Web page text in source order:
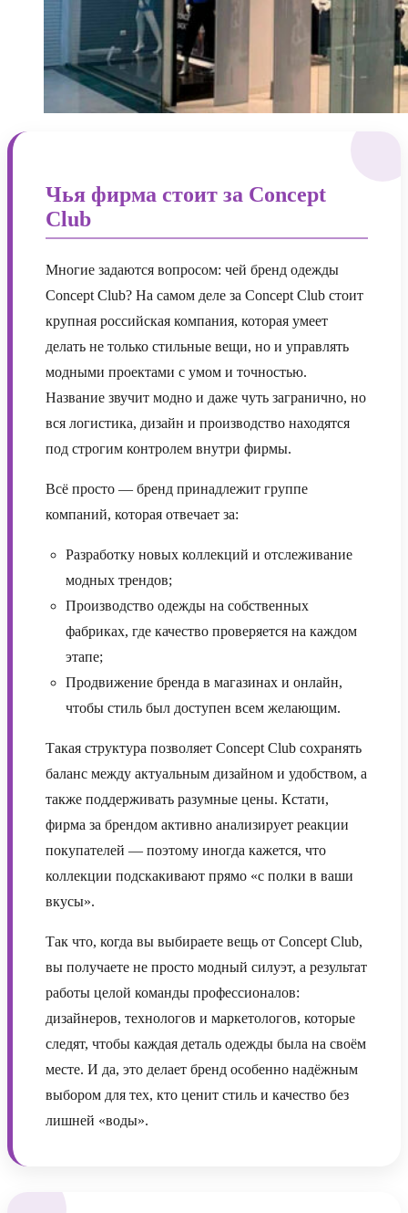
Чья фирма стоит за Concept
Club
Многие задаются вопросом: чей бренд одежды
Concept Club? На самом деле за Concept Club стоит
крупная российская компания, которая умеет
делать не только стильные вещи, но и управлять
модными проектами с умом и точностью.
Название звучит модно и даже чуть загранично, но
вся логистика, дизайн и производство находятся
под строгим контролем внутри фирмы.
Всё просто — бренд принадлежит группе
компаний, которая отвечает за:
Разработку новых коллекций и отслеживание
модных трендов;
Производство одежды на собственных
фабриках, где качество проверяется на каждом
этапе;
Продвижение бренда в магазинах и онлайн,
чтобы стиль был доступен всем желающим.
Такая структура позволяет Concept Club сохранять
баланс между актуальным дизайном и удобством, а
также поддерживать разумные цены. Кстати,
фирма за брендом активно анализирует реакции
покупателей — поэтому иногда кажется, что
коллекции подскакивают прямо «с полки в ваши
вкусы».
Так что, когда вы выбираете вещь от Concept Club,
вы получаете не просто модный силуэт, а результат
работы целой команды профессионалов:
дизайнеров, технологов и маркетологов, которые
следят, чтобы каждая деталь одежды была на своём
месте. И да, это делает бренд особенно надёжным
выбором для тех, кто ценит стиль и качество без
лишней «воды».